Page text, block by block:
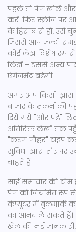
पहले तो पेज खोलें
करें। फिर स्क्रीन
के हिसाब से हो, उसे
जिससे आप जल्दी
कोई लेख विशेष रूप से
लिखें – इससे अन्य
एंगेजमेंट बढ़ेगी।
अगर आप किसी ख़ास
बाजार के तकनीकी
दिये गये "और पढ़ें"
अतिरिक्त लेखों तक
"करण जौहर" टाइप
सुविधा खास तौर पर
चाहते हैं।
साई समाचार की
पेज को नियमित रूप
कंप्यूटर में बुकमार्क
का आनंद ले सकते हैं।
खेल की नई